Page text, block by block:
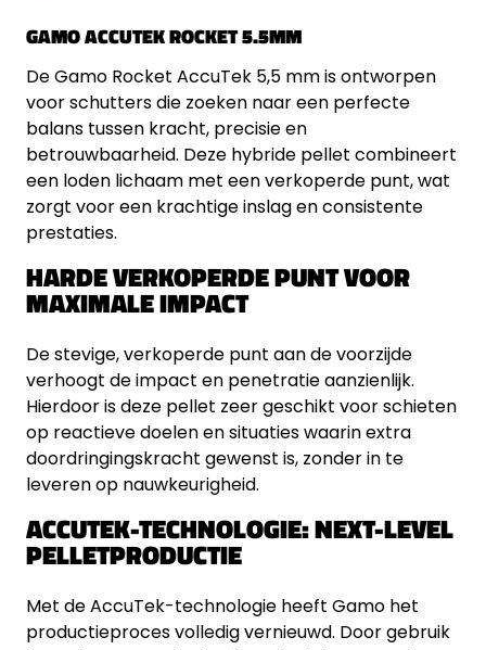
GAMO ACCUTEK ROCKET 5.5MM
De Gamo Rocket AccuTek 5,5 mm is ontworpen
voor schutters die zoeken naar een perfecte
balans tussen kracht, precisie en
betrouwbaarheid. Deze hybride pellet combineert
een loden lichaam met een verkoperde punt, wat
zorgt voor een krachtige inslag en consistente
prestaties.
HARDE VERKOPERDE PUNT VOOR
MAXIMALE IMPACT
De stevige, verkoperde punt aan de voorzijde
verhoogt de impact en penetratie aanzienlijk.
Hierdoor is deze pellet zeer geschikt voor schieten
op reactieve doelen en situaties waarin extra
doordringingskracht gewenst is, zonder in te
leveren op nauwkeurigheid.
ACCUTEK-TECHNOLOGIE: NEXT-LEVEL
PELLETPRODUCTIE
Met de AccuTek-technologie heeft Gamo het
productieproces volledig vernieuwd. Door gebruik